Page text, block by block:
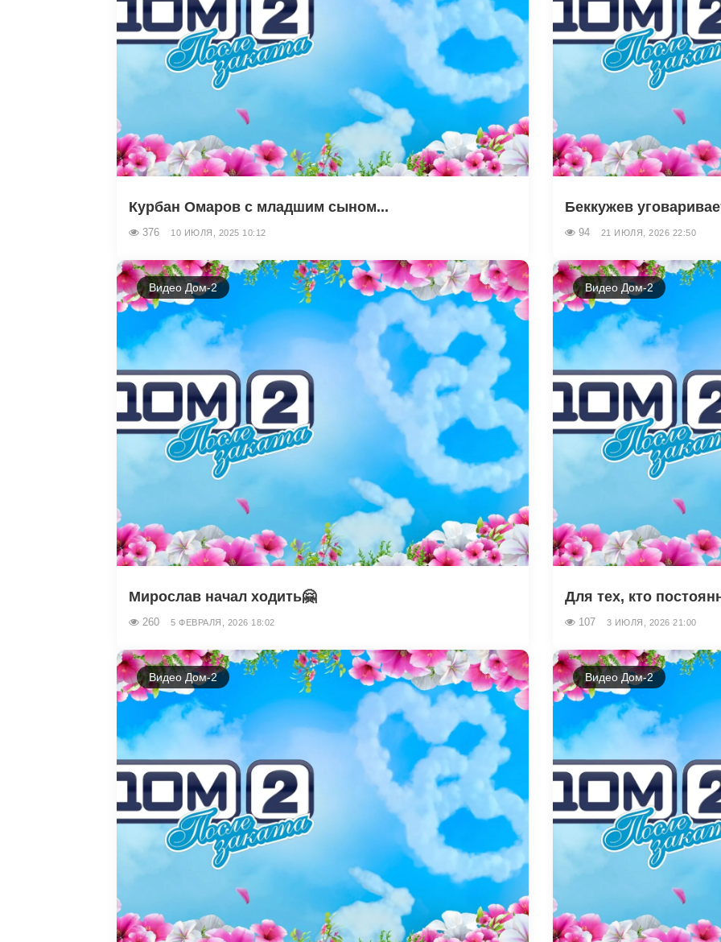
Курбан Омаров с младшим сыном...
376 10 ИЮЛЯ, 2025 10:12
Беккужев
94 21 ИЮЛЯ, 2026 22:50
Видео Дом-2
Мирослав начал ходить🤗
260 5 ФЕВРАЛЯ, 2026 18:02
Видео Дом-2
Для тех, кто
107 3 ИЮЛЯ, 2026 21:00
Видео Дом-2 Видео Дом-2